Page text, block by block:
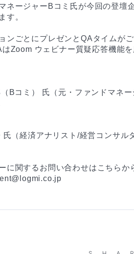
ネージャーBコミ氏が今回の登壇
す。
ンごとにプレゼンとQAタイムがご
Zoom ウェビナー質疑応答機能を
Bコミ） 氏（元・ファンドマネー
（経済アナリスト/経営コンサル
に関するお問い合わせはこちらか